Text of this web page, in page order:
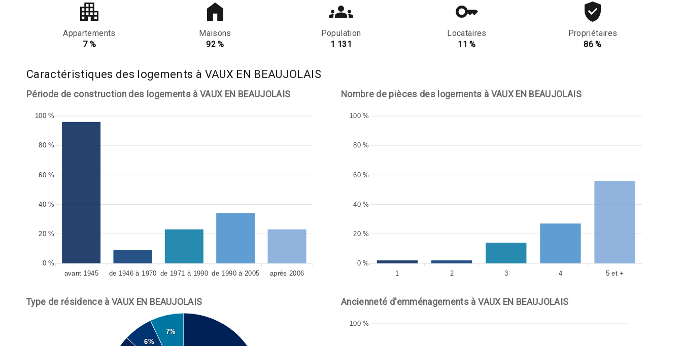
Appartements
7 %
Maisons
92 %
Population
1 131
Locataires
11 %
Propriétaires
86 %
Caractéristiques des logements à VAUX EN BEAUJOLAIS
Période de construction des logements à VAUX EN BEAUJOLAIS
100 %
80 %
60 %
40 %
20 %
0 %
avant 1945
de 1946 à 1970 de 1971 à 1990 de 1990 à 2005 après 2006
Nombre de pièces des logements à VAUX EN BEAUJOLAIS
100 %
80 %
60 %
40 %
20 %
0 %
1
2 3 4 5 et +
Type de résidence à VAUX EN BEAUJOLAIS
6%
7%
Ancienneté d'emménagements à VAUX EN BEAUJOLAIS
100 %